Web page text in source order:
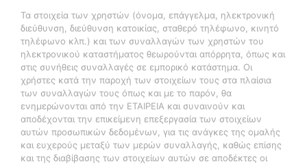
Τα στοιχεία των χρηστών (όνομα, επάγγελμα, ηλεκτρονική
διεύθυνση, διεύθυνση κατοικίας, σταθερό τηλέφωνο, κινητό
τηλέφωνο κλπ.) και των συναλλαγών των χρηστών του
ηλεκτρονικού καταστήματος θεωρούνται απόρρητα, όπως και
στις συνήθεις συναλλαγές σε εμπορικό κατάστημα. Οι
χρήστες κατά την παροχή των στοιχείων τους στα πλαίσια
των συναλλαγών τους όπως και με το παρόν, θα
ενημερώνονται από την ΕΤΑΙΡΕΙΑ και συναινούν και
αποδέχονται την επικείμενη επεξεργασία των στοιχείων
αυτών προσωπικών δεδομένων, για τις ανάγκες της ομαλής
και ευχερούς μεταξύ των μερών συναλλαγής, καθώς επίσης
και της διαβίβασης των στοιχείων αυτών σε αποδέκτες οι